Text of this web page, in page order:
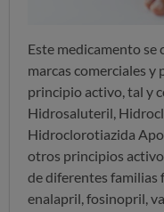
Este medicamento
marcas comerciales y
principio activo, tal y
Hidrosaluteril,
Hidroclorotiazida
otros principios
de diferentes familias
enalapril, fosinopril,